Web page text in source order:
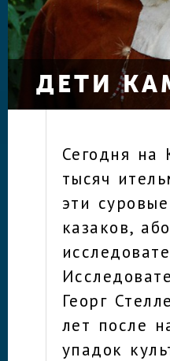
ДЕТИ
Сегодня на
тысяч
эти
казаков,
Георг
лет после
упадок